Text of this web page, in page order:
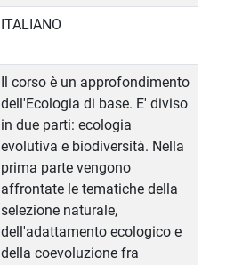
ITALIANO
Il corso è un approfondimento
dell'Ecologia di base. E' diviso
in due parti: ecologia
evolutiva e biodiversità. Nella
prima parte vengono
affrontate le tematiche della
selezione naturale,
dell'adattamento ecologico e
della coevoluzione fra